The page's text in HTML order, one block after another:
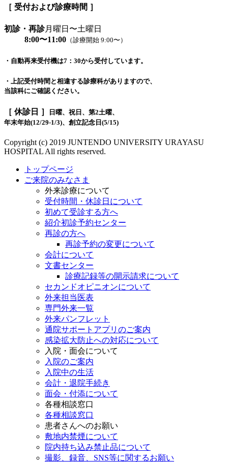
［ 受付および診療時間 ］
初診・再診月曜日〜土曜日
8:00〜11:00 （診療開始 9:00〜）
・自動再来受付機は7：30から受付しています。
・上記受付時間と相違する診療科がありますので、
当該科にご確認ください。
［ 休診日 ］
日曜、祝日、第2土曜、
年末年始(12/29-1/3)、創立記念日(5/15)
Copyright (c) 2019 JUNTENDO UNIVERSITY URAYASU
HOSPITAL All rights reserved.
トップページ
ご来院のみなさま
外来診療について
受付時間・休診日について
初めて受診する方へ
紹介初診予約センター
再診の方へ
再診予約の変更について
会計について
文書センター
診療記録等の開示請求について
セカンドオピニオンについて
外来担当医表
専門外来一覧
外来パンフレット
通院サポートアプリのご案内
感染拡大防止への対応について
入院・面会について
入院のご案内
入院中の生活
会計・退院手続き
面会・付添について
各種相談窓口
各種相談窓口
患者さんへのお願い
敷地内禁煙について
院内持ち込み禁止品について
撮影、録音、SNS等に関するお願い